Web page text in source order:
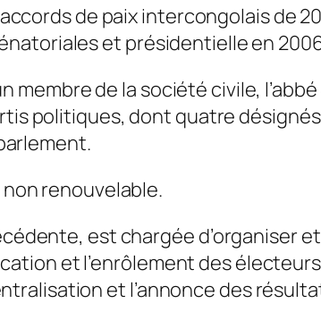
accords de paix intercongolais de
et présidentielle en
membre de la société civile,
politiques, dont quatre
renouvelable.
est chargée d’organiser
et l’enrôlement des
et l’annonce des